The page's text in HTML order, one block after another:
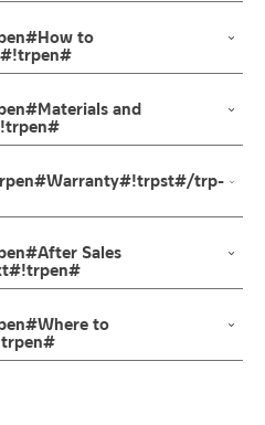
องเหลืองชุบโครเมี่ยม ต้านการการ
ชุบสี และไม่ขึ้นสนิม ออกแบบงวง
วิง ซ้าย-ขวา ได้ ทำให้การล้างจาน
องครัว เพื่อการล้างสิ่งของหรือ
ยิ่งขึ้น การติดตั้งก็ง่ายด้วยตัวล็อก
อง แข็งแรงทนทาน ใช้เพียงมือหมุน
องวาล์วน้ำ จึงกล้ารับประกัน 10 ปี
าน
to
ติดตั้ง ก๊อกน้ำ วาล์วเปิดปิดน้ำ
ราย เศษท่อ ออกจากท่อน้ำก่อนติด
กท่อนาน 1 นาที เพื่อให้แรงน้ำพัด
เช่นนั้นสิ่งสกปรกจะเข้าไปภายใน
ตรวจพบเศษละอองต่างๆในสินค้า
and
น ๆ นอกจากการใช้งานปกติ เช่นไม่
านุ่มๆชุบน้ำหมาดๆแล้วเช็ดให้แห้ง
การทำความสะอาด เนื่องจากผิว
ใช้ฝอยขัดทำความสะอาด ขัดหรือถู
ให้เกิดขึ้นกับผิวของสินค้าได้
trp-
Sales
to